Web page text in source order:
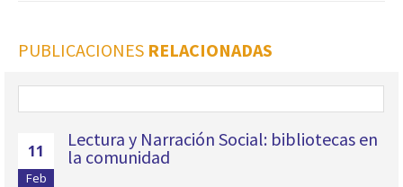
PUBLICACIONES RELACIONADAS
11
Feb
Lectura y Narración Social: bibliotecas en
la comunidad